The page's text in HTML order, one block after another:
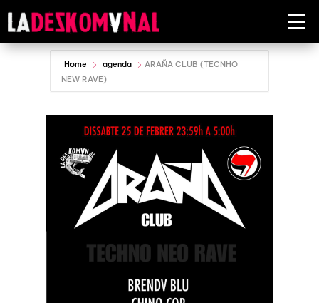
Home agenda
ARAÑA CLUB (TECNHO
NEW RAVE)